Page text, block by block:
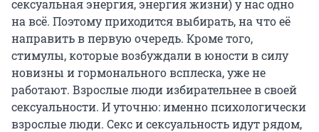
сексуальная энергия, энергия жизни) у нас одно
на всё. Поэтому приходится выбирать, на что её
направить в первую очередь. Кроме того,
стимулы, которые возбуждали в юности в силу
новизны и гормонального всплеска, уже не
работают. Взрослые люди избирательнее в своей
сексуальности. И уточню: именно психологически
взрослые люди. Секс и сексуальность идут рядом,